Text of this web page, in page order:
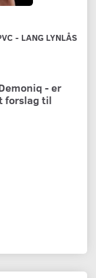
- LANG LYNLÅS
- er
forslag til